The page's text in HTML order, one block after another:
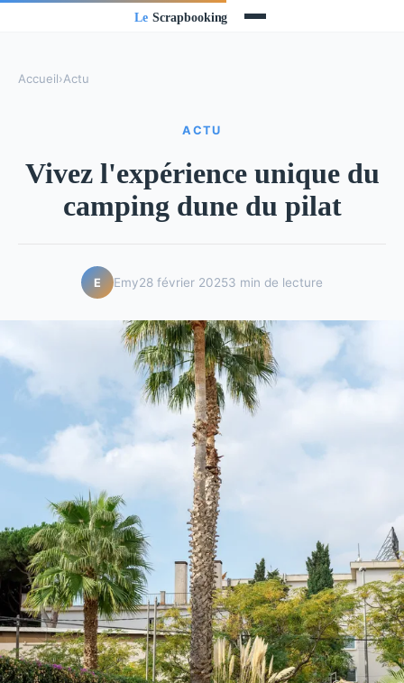
Accueil›Actu
ACTU
Vivez l'expérience unique du
camping dune du pilat
E Emy28 février 20253 min de lecture